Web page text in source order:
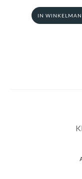
IN